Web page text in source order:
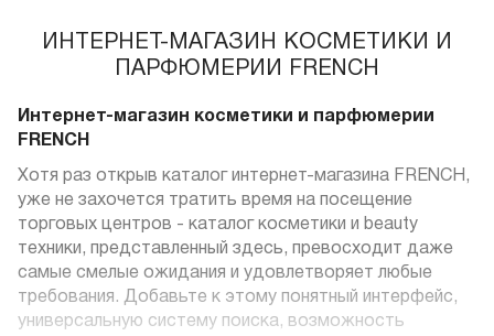
ИНТЕРНЕТ-МАГАЗИН КОСМЕТИКИ И
ПАРФЮМЕРИИ FRENCH
Интернет-магазин косметики и парфюмерии
FRENCH
Хотя раз открыв каталог интернет-магазина FRENCH,
уже не захочется тратить время на посещение
торговых центров - каталог косметики и beauty
техники, представленный здесь, превосходит даже
самые смелые ожидания и удовлетворяет любые
требования. Добавьте к этому понятный интерфейс,
универсальную систему поиска, возможность